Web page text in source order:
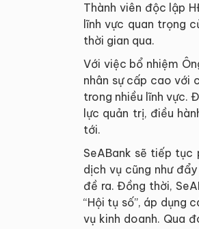
Thành viên độc lập
lĩnh vực quan trọng
thời gian qua.
Với việc bổ nhiệm
nhân sự cấp cao với
trong nhiều lĩnh vực.
lực quản trị, điều
tới.
SeABank sẽ tiếp tục
dịch vụ cũng như
đề ra. Đồng thời,
“Hội tụ số”, áp dụng
vụ kinh doanh. Qua